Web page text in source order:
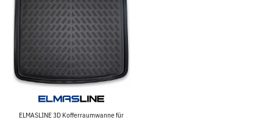
ELMASLINE 3D Kofferraumwanne für